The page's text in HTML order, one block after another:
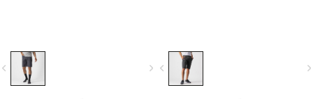
navigate_next navigate_before